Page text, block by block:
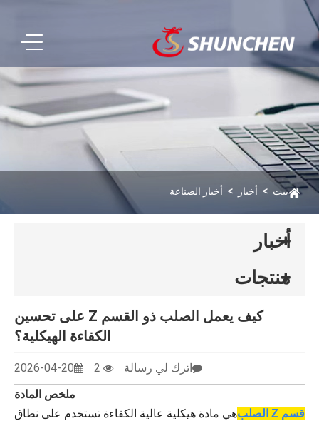
بيت أخبار أخبار الصناعة
أخبار
منتجات
كيف يعمل الصلب ذو القسم Z على تحسين
الكفاءة الهيكلية؟
2026-04-20 اترك لي رسالة
ملخص المادة
قسم Z الصلب
هي مادة هيكلية عالية الكفاءة تستخدم على نطاق